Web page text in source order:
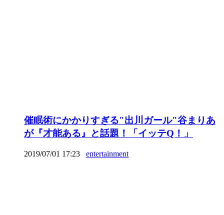
催眠術にかかりすぎる"出川ガール"谷まりあ
が『才能ある』と話題！「イッテQ！」
2019/07/01 17:23 entertainment